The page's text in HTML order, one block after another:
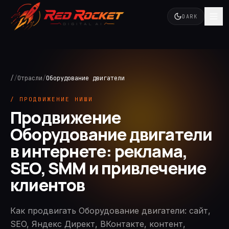
DARK
//Отрасли/Оборудование двигатели
/ ПРОДВИЖЕНИЕ НИШИ
Продвижение
Оборудование двигатели
в интернете: реклама,
SEO, SMM и привлечение
клиентов
Как продвигать Оборудование двигатели: сайт,
SEO, Яндекс Директ, ВКонтакте, контент,